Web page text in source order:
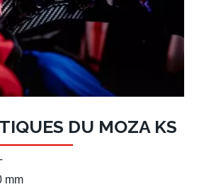
DU MOZA KS
mm